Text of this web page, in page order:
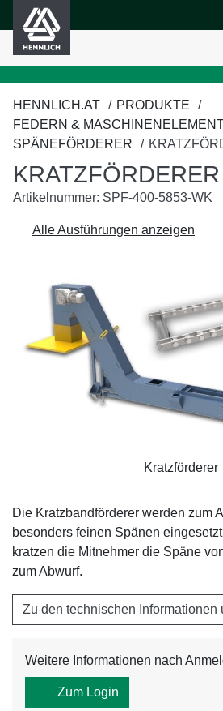
springen
HENNLICH.AT
PRODUKTE
FEDERN &
SPÄNEFÖRDERER
KRATZFÖRDERER
Artikelnummer: SPF-400-5853-WK
Alle Ausführungen anzeigen
Kratzförderer
Die Kratzbandförderer werden zum
besonders feinen Spänen
kratzen die Mitnehmer die Späne
zum Abwurf.
Zu den technischen Informationen
Weitere Informationen nach
Zum Login